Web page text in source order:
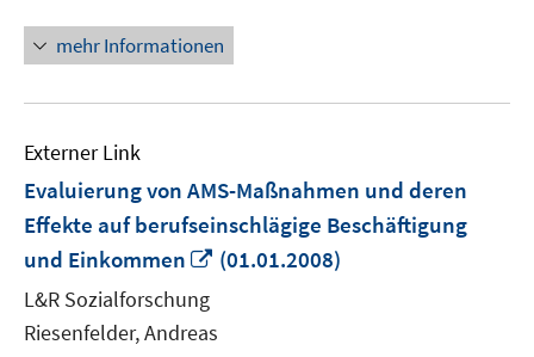
mehr Informationen
Externer Link
Evaluierung von AMS-Maßnahmen und deren
Effekte auf berufseinschlägige Beschäftigung
und Einkommen
In
öffnen
(01.01.2008)
L&R Sozialforschung
Riesenfelder, Andreas